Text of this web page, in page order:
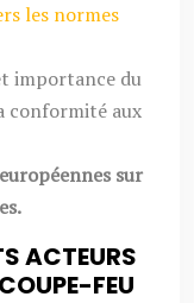
les normes
importance du
conformité aux
sur
ACTEURS
FEU